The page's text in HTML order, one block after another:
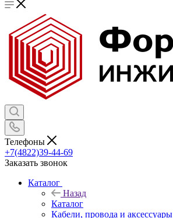
Телефоны
+7(4822)39-44-69
Заказать звонок
Каталог
Назад
Каталог
Кабели, провода и аксессуары